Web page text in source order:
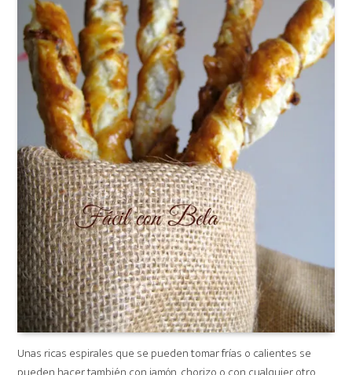
Unas ricas espirales que se pueden tomar frías o calientes se